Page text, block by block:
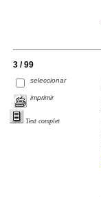
3 / 99
seleccionar
imprimir
Text complet